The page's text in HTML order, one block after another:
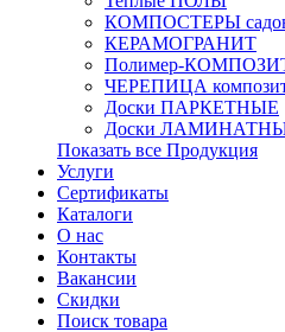
КОМПОСТЕРЫ
КЕРАМОГРАНИТ
Полимер-
ЧЕРЕПИЦА
Доски ПАРКЕТНЫЕ
Доски
Показать все Продукция
Услуги
Сертификаты
Каталоги
О нас
Контакты
Вакансии
Скидки
Поиск товара